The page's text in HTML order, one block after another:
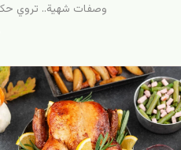
وصفات شهية.. تروي